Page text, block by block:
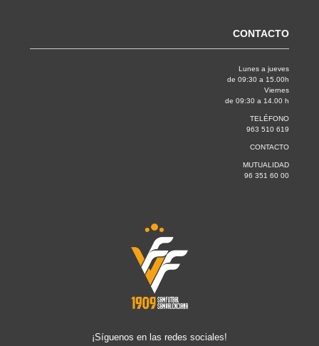
CONTACTO
Lunes a jueves
de 09:30 a 15.00h
Viernes
de 09:30 a 14.00 h
TELÉFONO
963 510 619
CONTACTO
MUTUALIDAD
96 351 60 00
¡Síguenos en las redes sociales!